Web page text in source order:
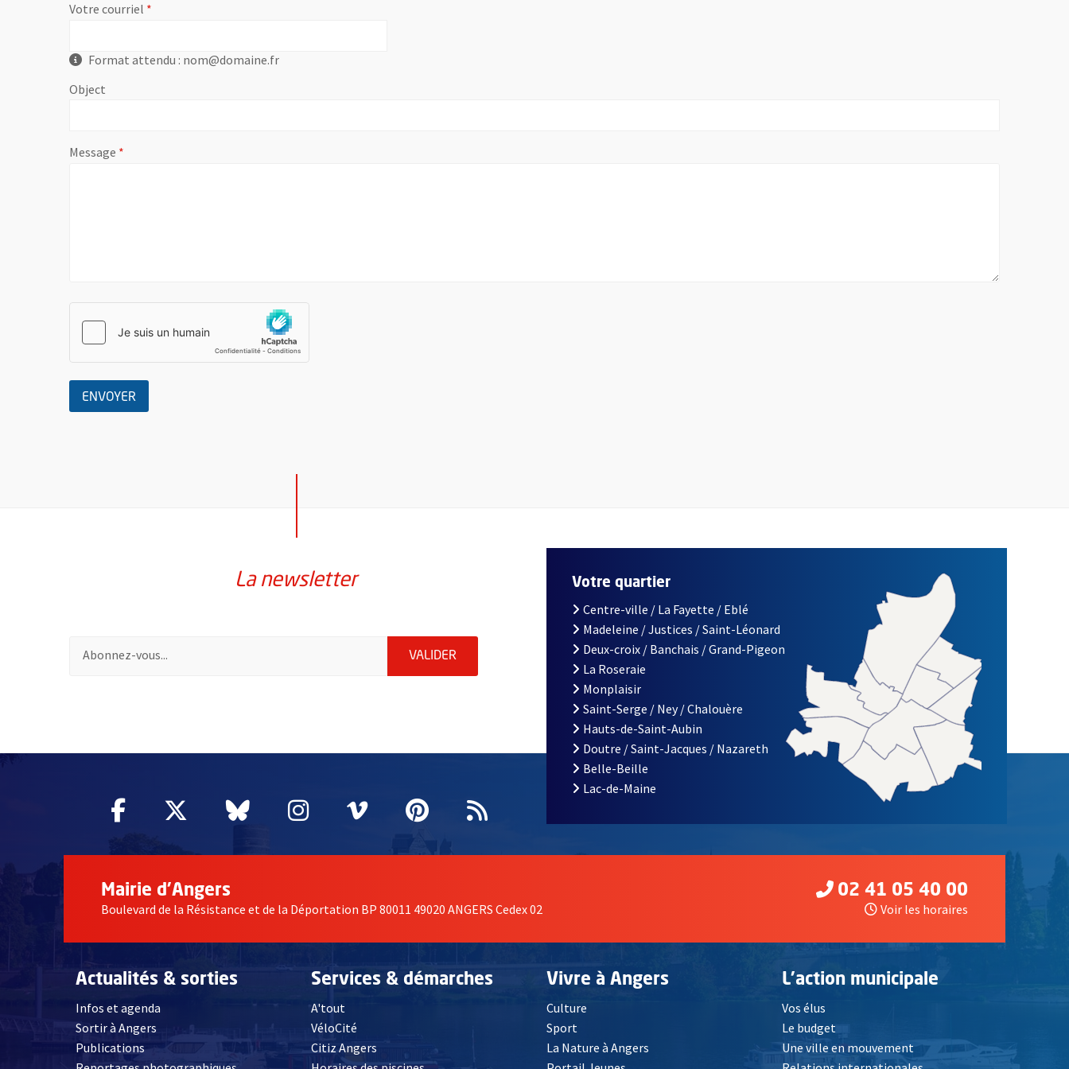
Votre courriel , champ obligatoire
Format attendu : nom@domaine.fr
Object
Message , champ obligatoire
ENVOYER
La newsletter
Pour vous inscrire à la lettre d'information de la ville d'Angers, indiquez votre email (champ obligatoire)
VALIDER ENVOYER MA DEMANDE D'INSCRIPTION À LA LETTRE D'INFORMATION DE LA VILLE D'ANGERS
Facebook
, Ouvre une nouvelle fenêtre
Twitter
, Ouvre une nouvelle fenêtre
Bluesky
, Ouvre une nouvelle fenêtre
Instagram
, Ouvre une nouvelle fenêtre
Vimeo
, Ouvre une nouvelle fenêtre
Pinterest
, Ouvre une nouvelle fenêtre
Flux RSS
Votre quartier
Centre-ville / La Fayette / Eblé
Madeleine / Justices / Saint-Léonard
Deux-croix / Banchais / Grand-Pigeon
La Roseraie
Monplaisir
Saint-Serge / Ney / Chalouère
Hauts-de-Saint-Aubin
Doutre / Saint-Jacques / Nazareth
Belle-Beille
Lac-de-Maine
Mairie d'Angers
Boulevard de la Résistance et de la Déportation BP 80011 49020 ANGERS Cedex 02
02 41 05 40 00
Voir les horaires
Actualités & sorties
Infos et agenda
Sortir à Angers
Publications
Services & démarches
A'tout
VéloCité
Citiz Angers , Ouvre une nouvelle fenêtre
Vivre à Angers
Culture
Sport
La Nature à Angers
L'action municipale
Vos élus
Le budget
Une ville en mouvement